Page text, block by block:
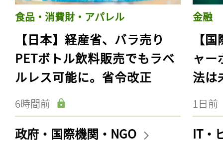
食品・消費財・アパレル
【日本】経産省、バラ売り
PETボトル飲料販売でもラベ
ルレス可能に。省令改正
6時間前
金融
【
ャー
法は
1日前
政府・国際機関・NGO IT・